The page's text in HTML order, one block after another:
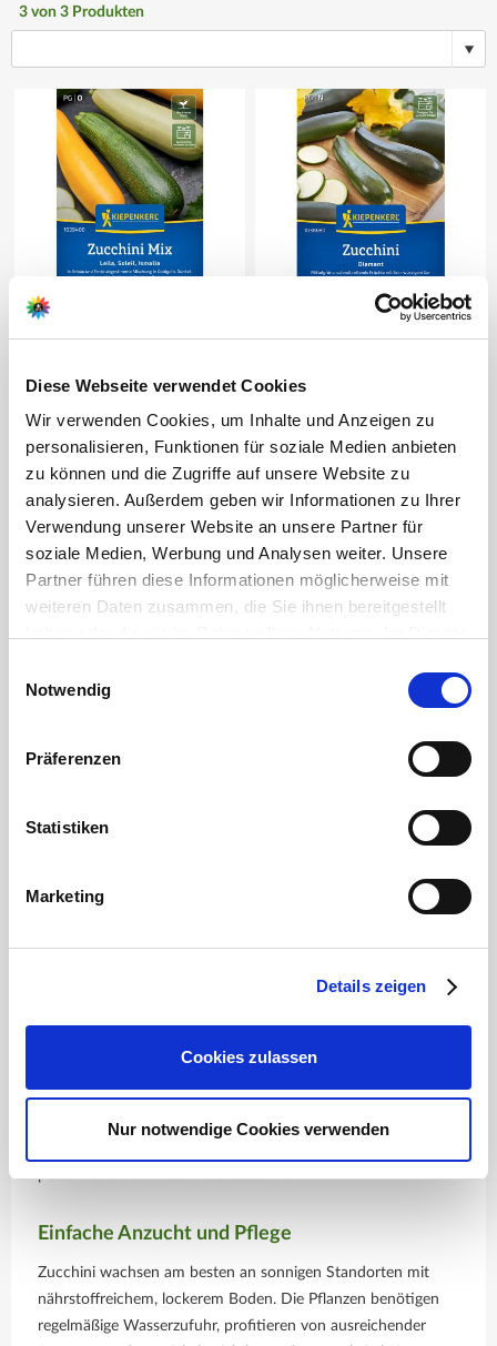
Diese Webseite verwendet Cookies
Wir verwenden Cookies, um Inhalte und Anzeigen zu
personalisieren, Funktionen für soziale Medien anbieten
zu können und die Zugriffe auf unsere Website zu
analysieren. Außerdem geben wir Informationen zu Ihrer
Verwendung unserer Website an unsere Partner für
soziale Medien, Werbung und Analysen weiter. Unsere
Partner führen diese Informationen möglicherweise mit
weiteren Daten zusammen, die Sie ihnen bereitgestellt
betätigen Sie anschließend den "OK"-Button:
Notwendig
Präferenzen
Statistiken
Marketing
Details zeigen
Cookies zulassen
Nur notwendige Cookies verwenden
3 von 3 Produkten
Zucchinisamen Leila, Soleil,
Ismalia, F1
3,99 €
Zucchini 'Diamant' F1
Vielfalt an Zucchini-Sorten
gelbe Varianten oder ungewöhnliche Sorten mit gestreifter
frühe Aussaat, sodass die Pflanzen während der warmen
Jahreszeit optimal wachsen und reichlich Früchte entwickeln
können. Für Hobbygärtner bieten diese Samen die
persönlichen Favoriten zu entdecken.
Einfache Anzucht und Pflege
Zucchini wachsen am besten an sonnigen Standorten mit
nährstoffreichem, lockerem Boden. Die Pflanzen benötigen
regelmäßige Wasserzufuhr, profitieren von ausreichender